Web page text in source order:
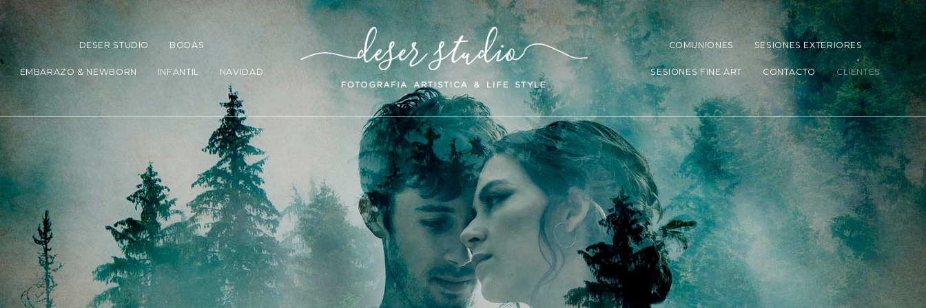
DESER STUDIO BODAS
EMBARAZO & NEWBORN INFANTIL NAVIDAD
COMUNIONES SESIONES EXTERIORES
SESIONES FINE ART CONTACTO CLIENTES